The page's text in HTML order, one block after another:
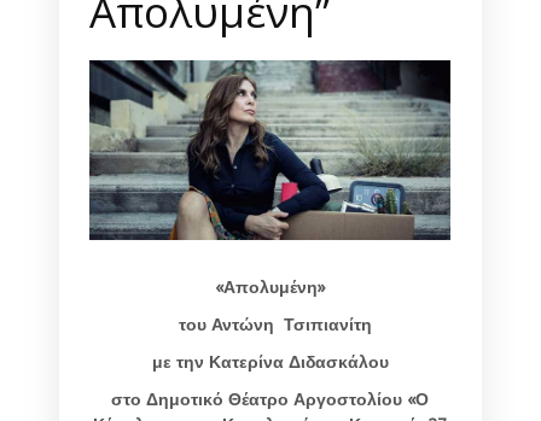
«Απολυμένη»
του Αντώνη Τσιπιανίτη
με την Κατερίνα Διδασκάλου
στο Δημοτικό Θέατρο Αργοστολίου «Ο